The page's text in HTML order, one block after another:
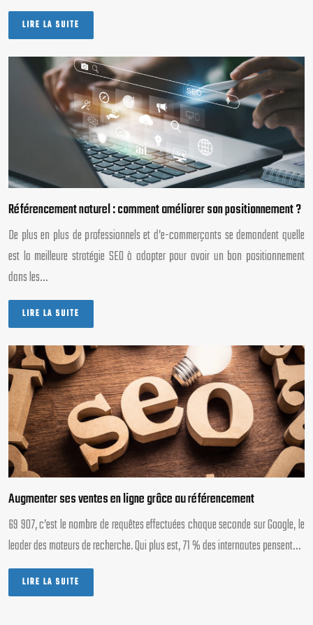
LIRE LA SUITE
Référencement naturel : comment améliorer son positionnement ?
De plus en plus de professionnels et d’e-commerçants se demandent quelle
est la meilleure stratégie SEO à adopter pour avoir un bon positionnement
dans les…
LIRE LA SUITE
Augmenter ses ventes en ligne grâce au référencement
69 907, c’est le nombre de requêtes effectuées chaque seconde sur Google, le
leader des moteurs de recherche. Qui plus est, 71 % des internautes pensent…
LIRE LA SUITE